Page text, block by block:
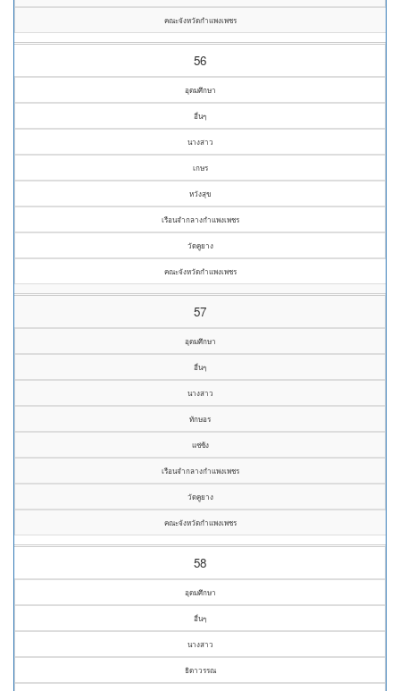
คณะจังหวัดกำแพงเพชร
56
อุดมศึกษา
อื่นๆ
นางสาว
เกษร
หวังสุข
เรือนจำกลางกำแพงเพชร
วัดคูยาง
คณะจังหวัดกำแพงเพชร
57
อุดมศึกษา
อื่นๆ
นางสาว
ทักษอร
แซ่ซ้ง
เรือนจำกลางกำแพงเพชร
วัดคูยาง
คณะจังหวัดกำแพงเพชร
58
อุดมศึกษา
อื่นๆ
นางสาว
ธิดาวรรณ